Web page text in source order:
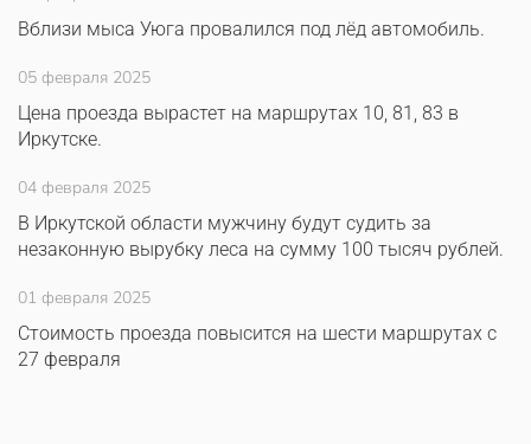
Вблизи мыса Уюга провалился под лёд автомобиль.
05 февраля 2025
Цена проезда вырастет на маршрутах 10, 81, 83 в
Иркутске.
04 февраля 2025
В Иркутской области мужчину будут судить за
незаконную вырубку леса на сумму 100 тысяч рублей.
01 февраля 2025
Стоимость проезда повысится на шести маршрутах с
27 февраля